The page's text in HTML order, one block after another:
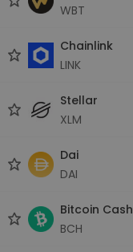
WBT
Chainlink
LINK
Stellar
XLM
Dai
DAI
Bitcoin Cash
BCH